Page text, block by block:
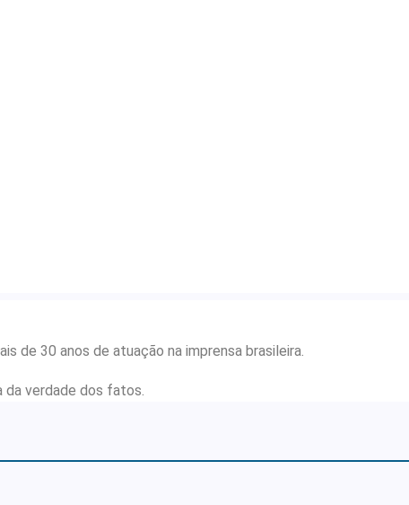
de 30 anos de atuação na imprensa brasileira.
da verdade dos fatos.